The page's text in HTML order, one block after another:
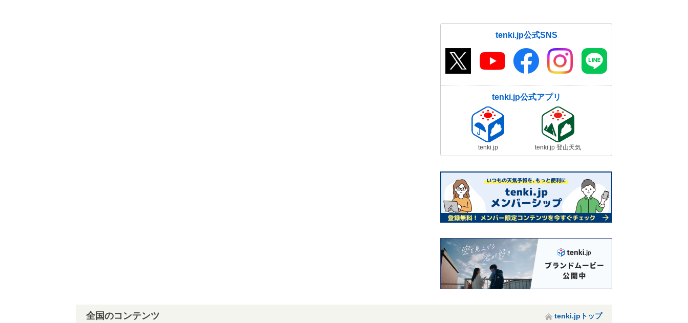
tenki.jp公式SNS
tenki.jp公式アプリ
tenki.jp tenki.jp 登山天気
全国のコンテンツ
tenki.jpトップ